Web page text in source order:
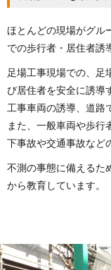
ほとんどの現場がグル
での歩行者・居住者誘
足場工事現場での、足
び居住者を安全に誘導
工事車両の誘導、道路
また、一般車両や歩行
下事故や交通事故など
不測の事態に備えるた
から教育しています。